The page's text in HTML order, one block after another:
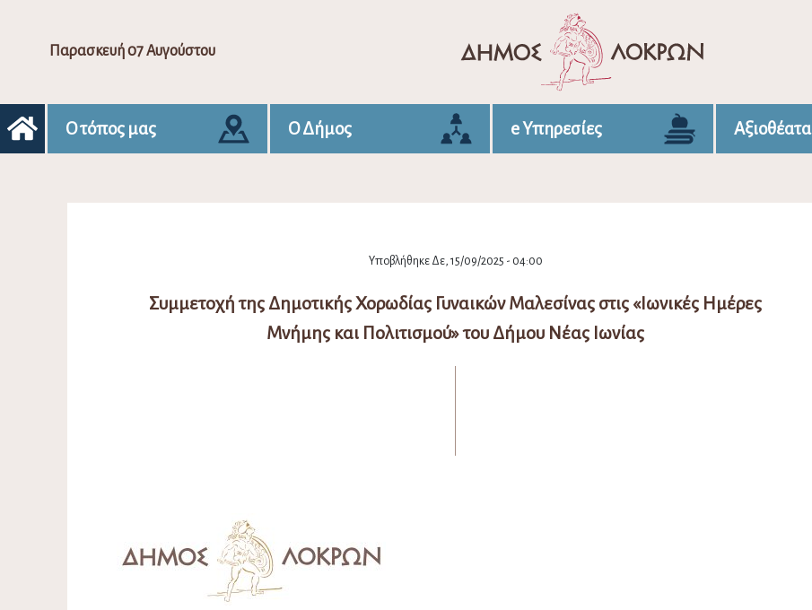
Παρασκευή 07 Αυγούστου
Ο τόπος μας Ο Δήμος e Υπηρεσίες Αξιοθέατα
Υποβλήθηκε Δε, 15/09/2025 - 04:00
Συμμετοχή της Δημοτικής Χορωδίας Γυναικών Μαλεσίνας στις «Ιωνικές Ημέρες
Μνήμης και Πολιτισμού» του Δήμου Νέας Ιωνίας